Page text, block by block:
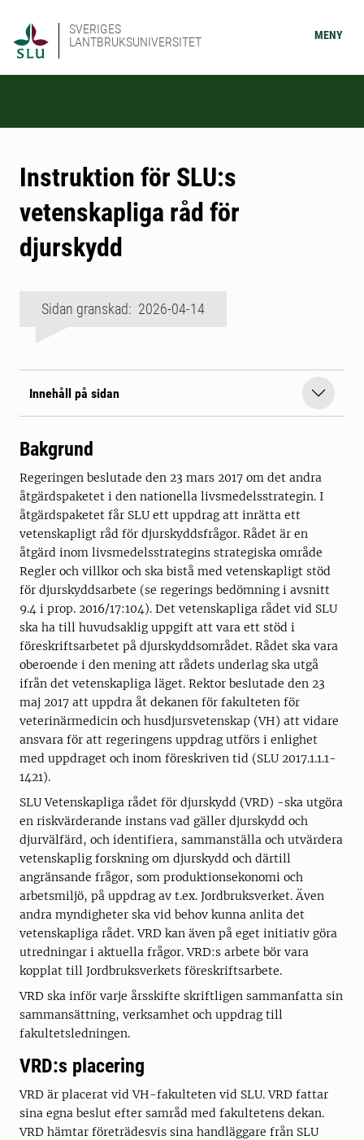
SVERIGES
LANTBRUKSUNIVERSITET
MENY
Instruktion för SLU:s
vetenskapliga råd för
djurskydd
Sidan granskad: 2026-04-14
Innehåll på sidan
Bakgrund
Regeringen beslutade den 23 mars 2017 om det andra
åtgärdspaketet i den nationella livsmedelsstrategin. I
åtgärdspaketet får SLU ett uppdrag att inrätta ett
vetenskapligt råd för djurskyddsfrågor. Rådet är en
åtgärd inom livsmedelsstrategins strategiska område
Regler och villkor och ska bistå med vetenskapligt stöd
för djurskyddsarbete (se regerings bedömning i avsnitt
9.4 i prop. 2016/17:104). Det vetenskapliga rådet vid SLU
ska ha till huvudsaklig uppgift att vara ett stöd i
föreskriftsarbetet på djurskyddsområdet. Rådet ska vara
oberoende i den mening att rådets underlag ska utgå
ifrån det vetenskapliga läget. Rektor beslutade den 23
maj 2017 att uppdra åt dekanen för fakulteten för
veterinärmedicin och husdjursvetenskap (VH) att vidare
ansvara för att regeringens uppdrag utförs i enlighet
med uppdraget och inom föreskriven tid (SLU 2017.1.1.1-
1421).
SLU Vetenskapliga rådet för djurskydd (VRD) -ska utgöra
en riskvärderande instans vad gäller djurskydd och
djurvälfärd, och identifiera, sammanställa och utvärdera
vetenskaplig forskning om djurskydd och därtill
angränsande frågor, som produktionsekonomi och
arbetsmiljö, på uppdrag av t.ex. Jordbruksverket. Även
andra myndigheter ska vid behov kunna anlita det
vetenskapliga rådet. VRD kan även på eget initiativ göra
utredningar i aktuella frågor. VRD:s arbete bör vara
kopplat till Jordbruksverkets föreskriftsarbete.
VRD ska inför varje årsskifte skriftligen sammanfatta sin
sammansättning, verksamhet och uppdrag till
fakultetsledningen.
VRD:s placering
VRD är placerat vid VH-fakulteten vid SLU. VRD fattar
sina egna beslut efter samråd med fakultetens dekan.
VRD hämtar företrädesvis sina handläggare från SLU